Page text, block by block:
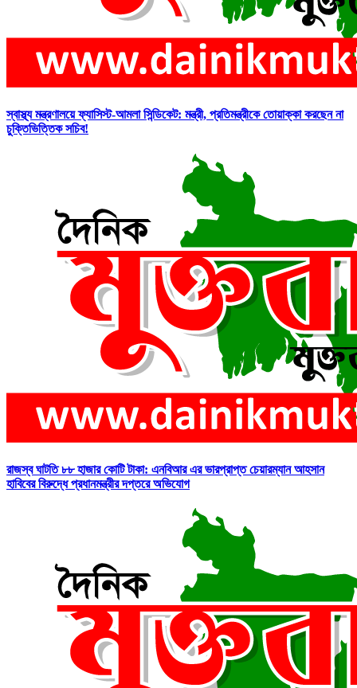
স্বাস্থ্য মন্ত্রণালয়ে ফ্যাসিস্ট-আমলা সিন্ডিকেট: মন্ত্রী, প্রতিমন্ত্রীকে তোয়াক্কা করছেন না
চুক্তিভিত্তিক সচিব!
রাজস্ব ঘাটতি ৮৮ হাজার কোটি টাকা: এনবিআর এর ভারপ্রাপ্ত চেয়ারম্যান আহসান
হাবিবের বিরুদ্ধে প্রধানমন্ত্রীর দপ্তরে অভিযোগ